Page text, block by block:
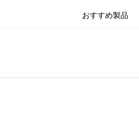
おすすめ製品